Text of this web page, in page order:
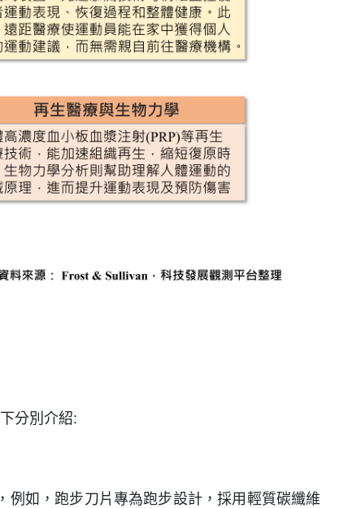
分別介紹:
例如，跑步刀片專為跑步設計，採用輕質碳纖維